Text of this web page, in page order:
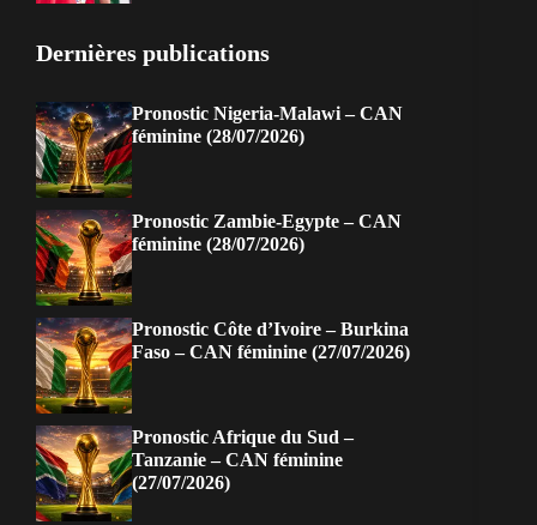
Dernières publications
Pronostic Nigeria-Malawi – CAN
féminine (28/07/2026)
Pronostic Zambie-Egypte – CAN
féminine (28/07/2026)
Pronostic Côte d’Ivoire – Burkina
Faso – CAN féminine (27/07/2026)
Pronostic Afrique du Sud –
Tanzanie – CAN féminine
(27/07/2026)